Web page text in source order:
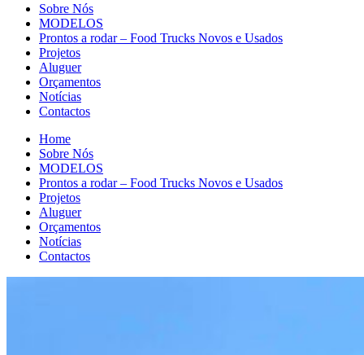
Sobre Nós
MODELOS
Prontos a rodar – Food Trucks Novos e Usados
Projetos
Aluguer
Orçamentos
Notícias
Contactos
Home
Sobre Nós
MODELOS
Prontos a rodar – Food Trucks Novos e Usados
Projetos
Aluguer
Orçamentos
Notícias
Contactos